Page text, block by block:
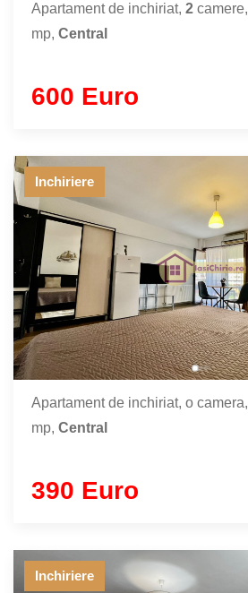
Apartament de inchiriat, 2 camere,
mp, Central
600 Euro
Inchiriere
Apartament de inchiriat, o camera,
mp, Central
390 Euro
Inchiriere